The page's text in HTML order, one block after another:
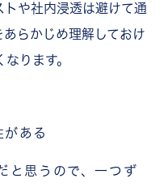
や社内浸透は避けて通
らかじめ理解しておけ
ります。
がある
と思うので、一つず